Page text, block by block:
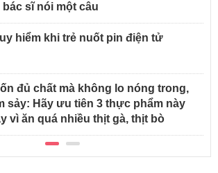
bác sĩ nói một câu
hiểm khi trẻ nuốt pin điện tử
đủ chất mà không lo nóng trong,
sảy: Hãy ưu tiên 3 thực phẩm này
vì ăn quá nhiều thịt gà, thịt bò